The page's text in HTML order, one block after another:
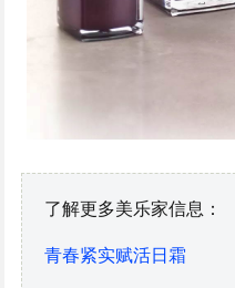
了解更多美乐家信息：
青春紧实赋活日霜